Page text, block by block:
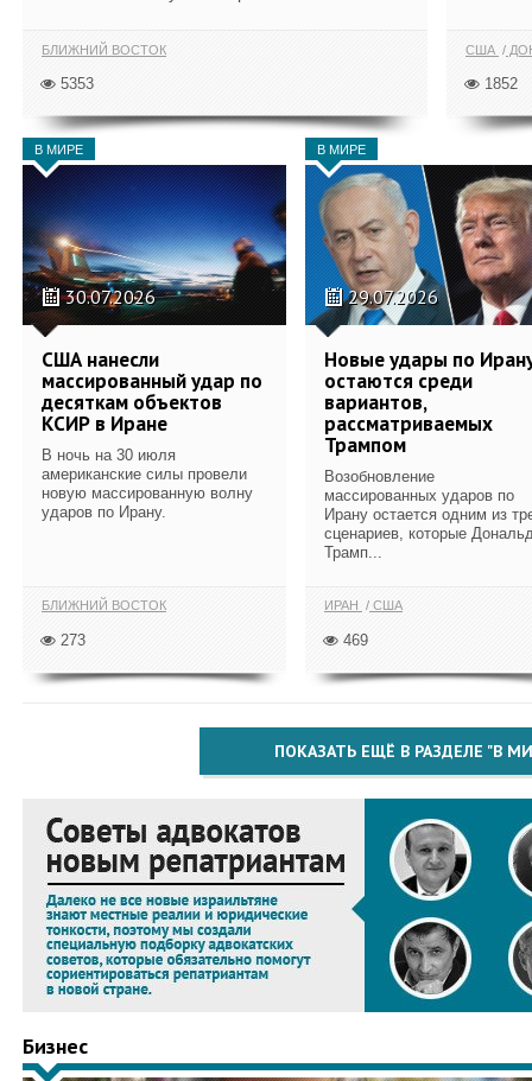
БЛИЖНИЙ ВОСТОК
5353
США
1852
В МИРЕ
30.07.2026
США нанесли
массированный удар по
десяткам объектов
КСИР в Иране
В ночь на 30 июля
американские силы провели
новую массированную волну
ударов по Ирану.
БЛИЖНИЙ ВОСТОК
273
В МИРЕ
29.07.2026
Новые удары по
остаются среди
вариантов,
рассматриваемых
Трампом
Возобновление
массированных ударов по
Ирану остается одним из
сценариев, которые
Трамп...
ИРАН США
469
ПОКАЗАТЬ ЕЩЁ В РАЗДЕЛЕ "В
Бизнес